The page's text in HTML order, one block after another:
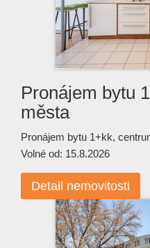
Pronájem bytu
města
Pronájem bytu 1+kk,
Volné od: 15.8.2026
Detail nemovitosti